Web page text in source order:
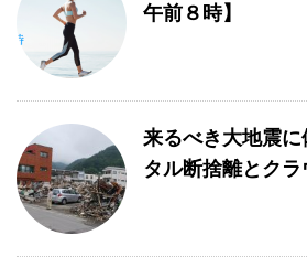
午前８時】
来るべき大地震
タル断捨離とクラ